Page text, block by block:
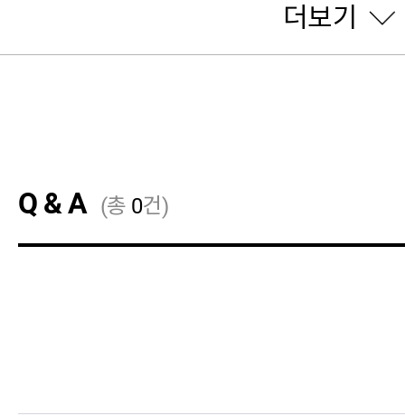
더보기
Q & A (총 0건)